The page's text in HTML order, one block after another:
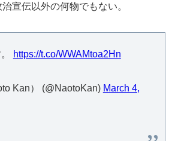
宣伝以外の何物でもない。
https://t.co/WWAMtoa2Hn
Kan） (@NaotoKan) March 4,